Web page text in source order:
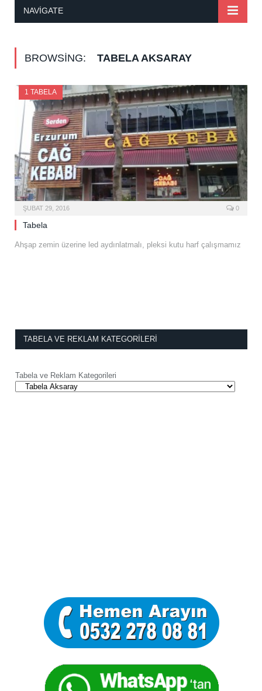
NAVIGATE
BROWSING: TABELA AKSARAY
1 TABELA
ŞUBAT 29, 2016 0
Tabela
Ahşap zemin üzerine led aydınlatmalı, pleksi kutu harf çalışmamız
TABELA VE REKLAM KATEGORILERI
Tabela ve Reklam Kategorileri